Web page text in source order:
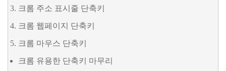
크롬 주소 표시줄 단축키
크롬 웹페이지 단축키
크롬 마우스 단축키
크롬 유용한 단축키 마무리